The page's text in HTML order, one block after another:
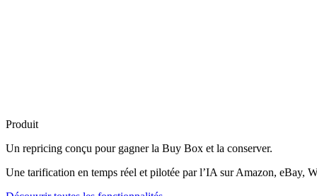
Produit
Un repricing conçu pour gagner la Buy Box et la conserver.
Une tarification en temps réel et pilotée par l’IA sur Amazon, eBay,